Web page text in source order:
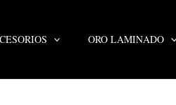
ORO LAMINADO